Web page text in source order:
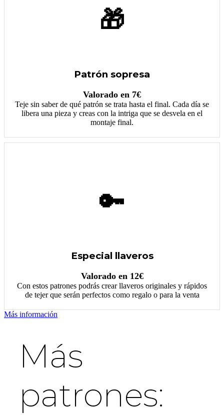
🎁
Patrón sopresa
Valorado en 7€
Teje sin saber de qué patrón se trata hasta el final. Cada día se
libera una pieza y creas con la intriga que se desvela en el
montaje final.
🔑
Especial llaveros
Valorado en 12€
Con estos patrones podrás crear llaveros originales y rápidos
de tejer que serán perfectos como regalo o para la venta
Más información
Más
patrones: